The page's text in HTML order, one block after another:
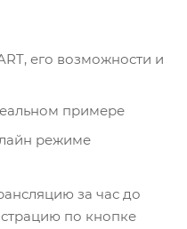
его возможности и
примере
режиме
за час до
по кнопке